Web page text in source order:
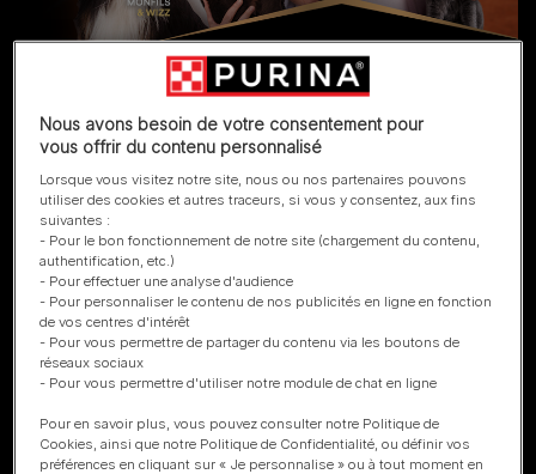
Nous avons besoin de votre consentement pour
vous offrir du contenu personnalisé
Lorsque vous visitez notre site, nous ou nos partenaires pouvons
utiliser des cookies et autres traceurs, si vous y consentez, aux fins
suivantes :
- Pour le bon fonctionnement de notre site (chargement du contenu,
authentification, etc.)
- Pour effectuer une analyse d'audience
- Pour personnaliser le contenu de nos publicités en ligne en fonction
de vos centres d'intérêt
- Pour vous permettre de partager du contenu via les boutons de
réseaux sociaux
- Pour vous permettre d'utiliser notre module de chat en ligne
Pour en savoir plus, vous pouvez consulter notre Politique de
Cookies, ainsi que notre Politique de Confidentialité, ou définir vos
préférences en cliquant sur « Je personnalise » ou à tout moment en